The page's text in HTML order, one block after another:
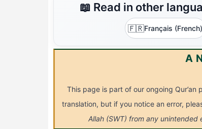
📖 Read in other
🇫🇷Français (French)
A
This page is part of our ongoing
translation, but if you notice an error,
Allah (SWT) from any unintended